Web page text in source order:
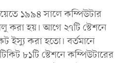
১৯৯৪ সালে কম্পিউটার
করা হয়। আগে ২৭টি স্টেশনে
ইস্যু করা হতো। বর্তমানে
৮১টি স্টেশনে কম্পিউটারের